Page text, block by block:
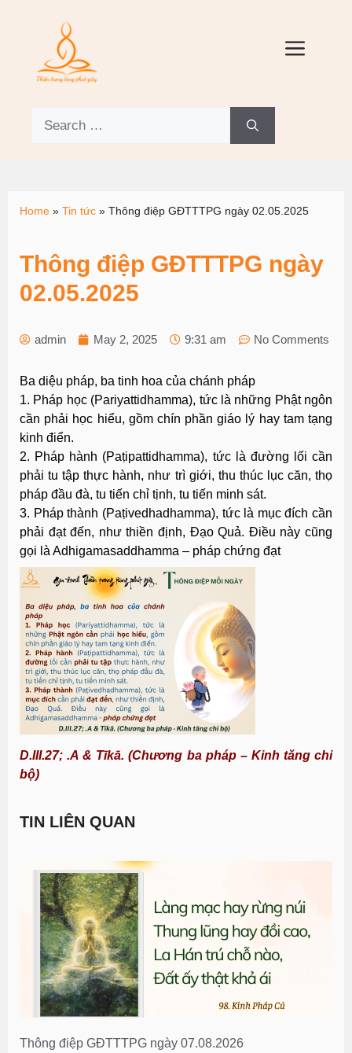
Home » Tin tức » Thông điệp GĐTTTPG ngày 02.05.2025
Thông điệp GĐTTTPG ngày
02.05.2025
admin May 2, 2025 9:31 am No Comments
Ba diệu pháp, ba tinh hoa của chánh pháp
1. Pháp học (Pariyattidhamma), tức là những Phật ngôn
cần phải học hiểu, gồm chín phần giáo lý hay tam tạng
kinh điển.
2. Pháp hành (Paṭipattidhamma), tức là đường lối cần
phải tu tập thực hành, như trì giới, thu thúc lục căn, thọ
pháp đầu đà, tu tiến chỉ tịnh, tu tiến minh sát.
3. Pháp thành (Paṭivedhadhamma), tức là mục đích cần
phải đạt đến, như thiền định, Đạo Quả. Điều này cũng
gọi là Adhigamasaddhamma – pháp chứng đạt
D.III.27; .A & Tīkā. (Chương ba pháp – Kinh tăng chi
bộ)
TIN LIÊN QUAN
Thông điệp GĐTTTPG ngày 07.08.2026